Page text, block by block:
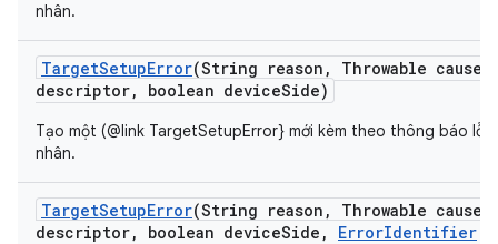
nhân.
TargetSetupError(String reason , Throwable cause
descriptor, boolean deviceSide)
Tạo một (@link TargetSetupError} mới kèm theo thông báo lỗi
nhân.
TargetSetupError(String reason , Throwable cause
descriptor, boolean deviceSide , ErrorIdentifier